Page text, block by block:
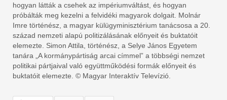
hogyan látták a csehek az impériumváltást, és hogyan
próbálták meg kezelni a felvidéki magyarok dolgait. Molnár
Imre történész, a magyar külügyminisztérium tanácsosa a 20.
század nemzeti alapú politizálásának előnyeit és buktatóit
elemezte. Simon Attila, történész, a Selye János Egyetem
tanára „A kormánypártiság arcai címmel” a többségi nemzet
politikai pártjaival való együttműködési formák előnyeit és
buktatóit elemezte. © Magyar Interaktív Televízió.